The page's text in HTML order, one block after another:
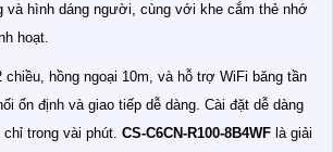
và hình dáng người, cùng với khe cắm thẻ nhớ
hoạt.
chiều, hồng ngoại 10m, và hỗ trợ WiFi băng tần
ổn định và giao tiếp dễ dàng. Cài đặt dễ dàng
trong vài phút. CS-C6CN-R100-8B4WF là giải